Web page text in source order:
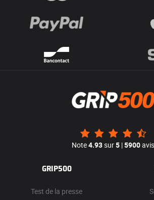
Note4.93sur5 |5900avis
GRIP500
Test de la presse